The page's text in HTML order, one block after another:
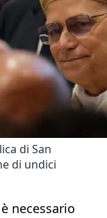
di San
di undici
necessario